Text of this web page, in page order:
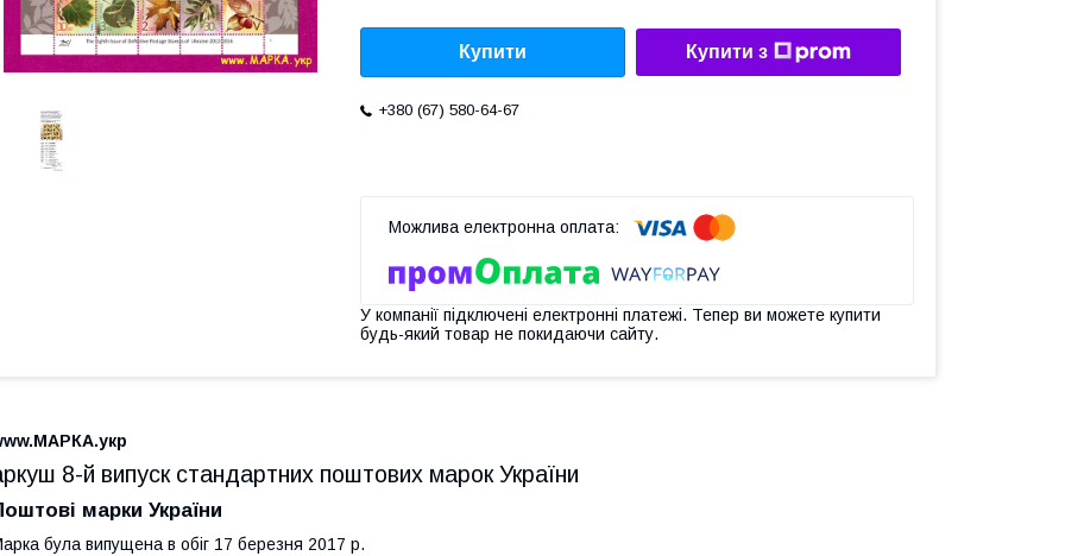
Купити Купити з
+380 (67) 580-64-67
У компанії підключені електронні платежі. Тепер ви можете купити
будь-який товар не покидаючи сайту.
8-й випуск стандартних поштових марок України
марки України
була випущена в обіг 17 березня 2017 р.